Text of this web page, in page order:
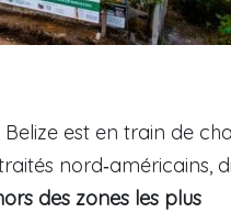
Belize est en train de
nord‑américains,
des zones les plus